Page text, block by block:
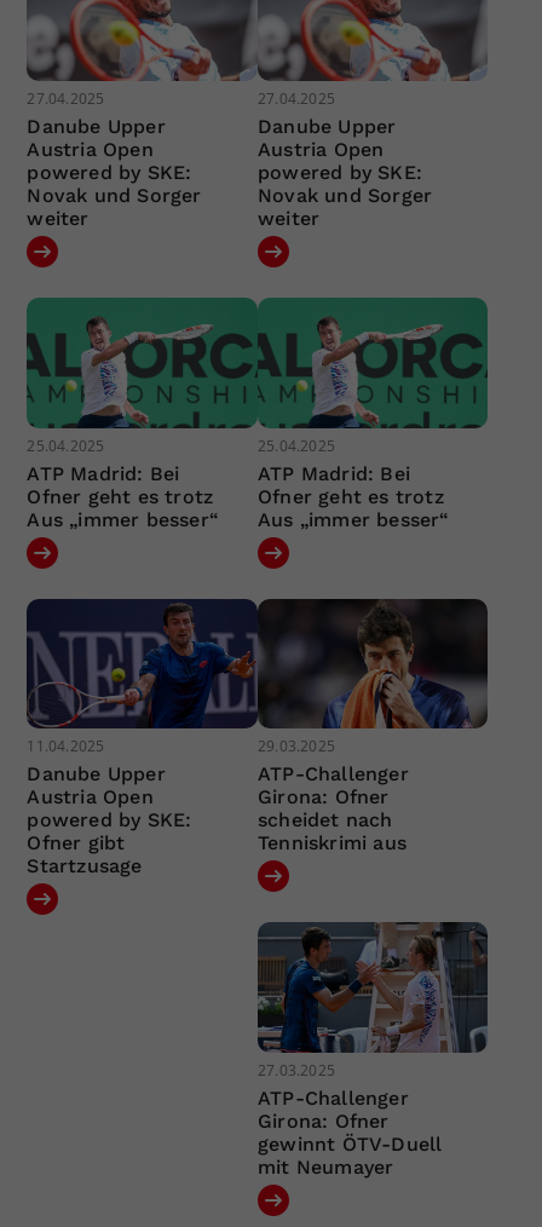
27.04.2025
Danube Upper
Austria Open
powered by SKE:
Novak und Sorger
weiter
27.04.2025
Danube Upper
Austria Open
powered by SKE:
Novak und Sorger
weiter
25.04.2025
ATP Madrid: Bei
Ofner geht es trotz
Aus „immer besser“
25.04.2025
ATP Madrid: Bei
Ofner geht es trotz
Aus „immer besser“
11.04.2025
Danube Upper
Austria Open
powered by SKE:
Ofner gibt
Startzusage
29.03.2025
ATP-Challenger
Girona: Ofner
scheidet nach
Tenniskrimi aus
27.03.2025
ATP-Challenger
Girona: Ofner
gewinnt ÖTV-Duell
mit Neumayer